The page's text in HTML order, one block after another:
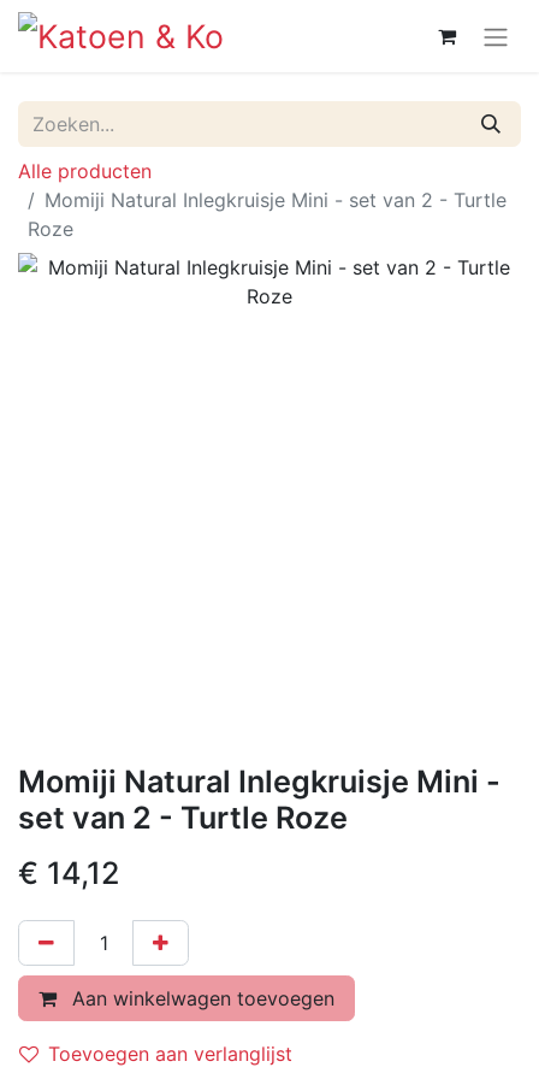
Alle producten
Momiji Natural Inlegkruisje Mini - set van 2 - Turtle
Roze
Momiji Natural Inlegkruisje Mini -
set van 2 - Turtle Roze
€ 14,12
Aan winkelwagen toevoegen
Toevoegen aan verlanglijst